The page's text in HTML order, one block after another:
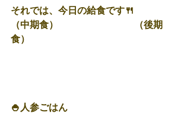
それでは、今日の給食です🍴
（中期食）　　　　　　　　（後期
食）
🍚人参ごはん